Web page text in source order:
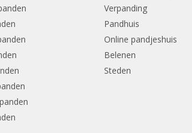
Verpanding
Pandhuis
Online pandjeshuis
Belenen
Steden